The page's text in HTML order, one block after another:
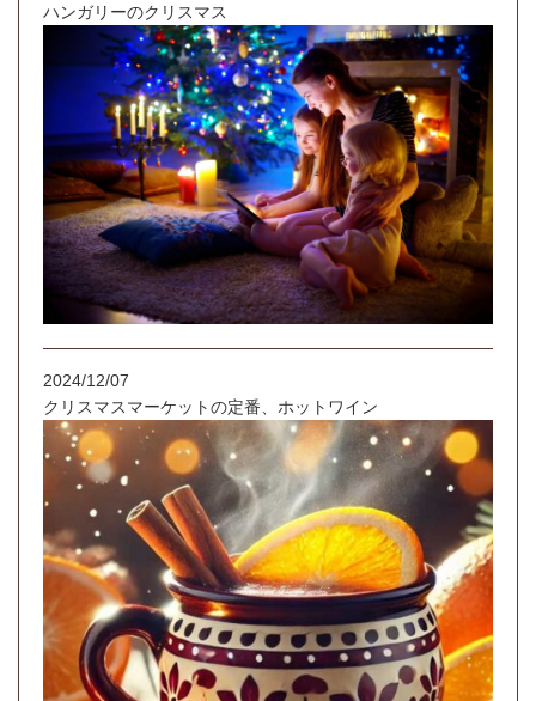
ハンガリーのクリスマス
2024/12/07
クリスマスマーケットの定番、ホットワイン